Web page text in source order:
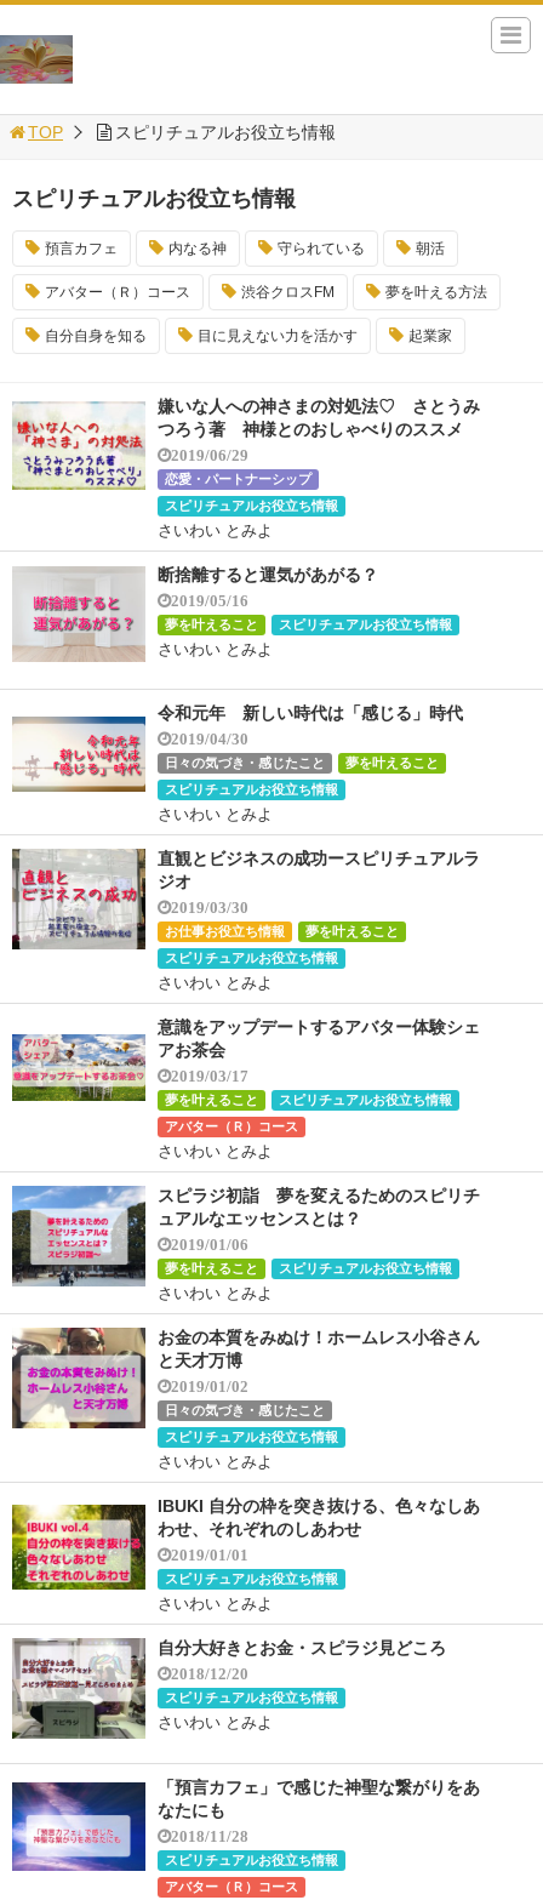
TOP スピリチュアルお役立ち情報
スピリチュアルお役立ち情報
預言カフェ 内なる神 守られている 朝活
アバター（Ｒ）コース 渋谷クロスFM 夢を叶える方法
自分自身を知る 目に見えない力を活かす 起業家
嫌いな人への神さまの対処法♡ さとうみ
つろう著 神様とのおしゃべりのススメ
2019/06/29
恋愛・パートナーシップ
スピリチュアルお役立ち情報
さいわい とみよ
断捨離すると運気があがる？
2019/05/16
夢を叶えること スピリチュアルお役立ち情報
さいわい とみよ
令和元年 新しい時代は「感じる」時代
2019/04/30
日々の気づき・感じたこと
夢を叶えること
スピリチュアルお役立ち情報
さいわい とみよ
直観とビジネスの成功ースピリチュアルラ
ジオ
2019/03/30
お仕事お役立ち情報
夢を叶えること
スピリチュアルお役立ち情報
さいわい とみよ
意識をアップデートするアバター体験シェ
アお茶会
2019/03/17
夢を叶えること
スピリチュアルお役立ち情報
アバター（Ｒ）コース
さいわい とみよ
スピラジ初詣 夢を変えるためのスピリチ
ュアルなエッセンスとは？
2019/01/06
夢を叶えること スピリチュアルお役立ち情報
さいわい とみよ
お金の本質をみぬけ！ホームレス小谷さん
と天才万博
2019/01/02
日々の気づき・感じたこと
スピリチュアルお役立ち情報
さいわい とみよ
IBUKI 自分の枠を突き抜ける、色々なしあ
わせ、それぞれのしあわせ
2019/01/01
スピリチュアルお役立ち情報
さいわい とみよ
自分大好きとお金・スピラジ見どころ
2018/12/20
スピリチュアルお役立ち情報
さいわい とみよ
「預言カフェ」で感じた神聖な繋がりをあ
なたにも
2018/11/28
スピリチュアルお役立ち情報
アバター（Ｒ）コース